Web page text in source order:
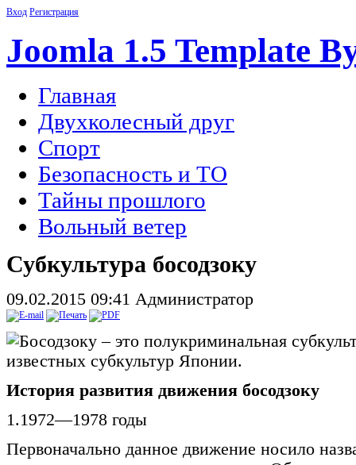
Вход Регистрация
Joomla 1.5 Template
Главная
Двухколесный друг
Спорт
Безопасность и ТО
Тайны прошлого
Вольный ветер
Субкультура босодзоку
09.02.2015 09:41 Администратор
Босодзоку – это полукриминальная
известных субкультур Японии.
История развития движения босодзоку
1.1972—1978 годы
Первоначально данное движение носило